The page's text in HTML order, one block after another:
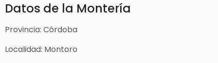
Datos de la Montería
Provincia: Córdoba
Localidad: Montoro